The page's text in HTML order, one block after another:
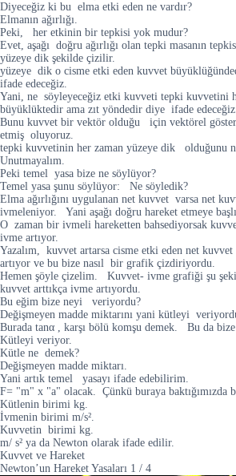
Diyeceğiz ki bu elma etki eden ne vardır?
Elmanın ağırlığı.
Peki, her etkinin bir tepkisi yok mudur?
Evet, aşağı doğru ağırlığı olan tepki masanın
yüzeye dik şekilde çizilir.
yüzeye dik o cisme etki eden kuvvet
ifade edeceğiz.
Yani, ne söyleyeceğiz etki kuvveti tepki kuvvetini
büyüklüktedir ama zıt yöndedir diye ifade
Bunu kuvvet bir vektör olduğu için vektörel
etmiş oluyoruz.
tepki kuvvetinin her zaman yüzeye dik olduğunu
Unutmayalım.
Peki temel yasa bize ne söylüyor?
Temel yasa şunu söylüyor: Ne söyledik?
Elma ağırlığını uygulanan net kuvvet varsa net
ivmeleniyor. Yani aşağı doğru hareket etmeye
O zaman bir ivmeli hareketten bahsediyorsak
ivme artıyor.
Yazalım, kuvvet artarsa cisme etki eden net
artıyor ve bu bize nasıl bir grafik çizdiriyordu.
Hemen şöyle çizelim. Kuvvet- ivme grafiği şu
kuvvet arttıkça ivme artıyordu.
Bu eğim bize neyi veriyordu?
Değişmeyen madde miktarını yani kütleyi
Burada tanα , karşı bölü komşu demek. Bu da
Kütleyi veriyor.
Kütle ne demek?
Değişmeyen madde miktarı.
Yani artık temel yasayı ifade edebilirim.
F= "m" x "a" olacak. Çünkü buraya baktığımızda
Kütlenin birimi kg.
İvmenin birimi m/s².
Kuvvetin birimi kg.
m/ s² ya da Newton olarak ifade edilir.
Kuvvet ve Hareket
Newton’un Hareket Yasaları 1 / 4